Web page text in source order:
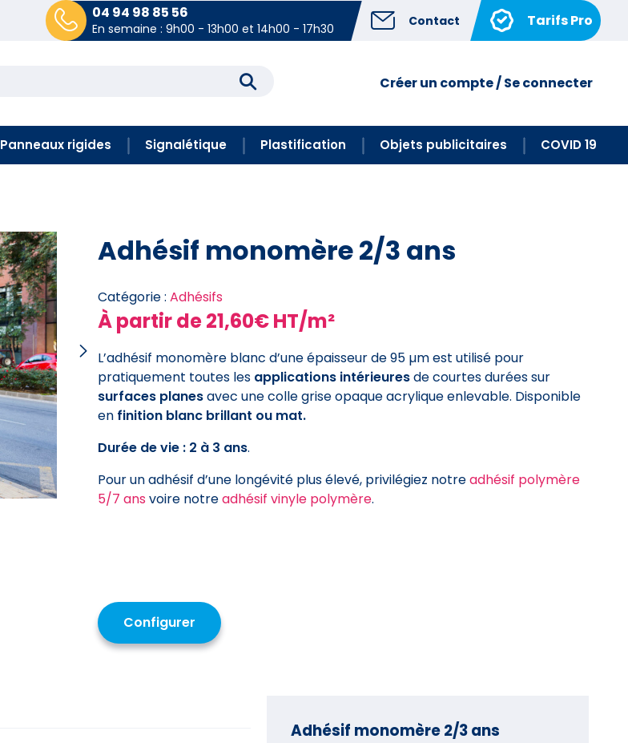
04 94 98 85 56
En semaine : 9h00 - 13h00 et 14h00 - 17h30 Contact Tarifs Pro
Créer un compte / Se connecter
Panneaux rigides Signalétique Plastification Objets publicitaires COVID 19
Adhésif monomère 2/3 ans
Catégorie : Adhésifs
À partir de21,60€ HT/m²
L’adhésif monomère blanc d’une épaisseur de95 µmest utilisé pour
pratiquement toutes les applications intérieuresde courtes durées sur
surfaces planesavec unecolle grise opaque acryliqueenlevable. Disponible
en finition blanc brillant ou mat.
Durée de vie : 2 à 3 ans.
Pour un adhésif d’une longévité plus élevé, privilégiez notreadhésif polymère
5/7 ans voire notreadhésif vinyle polymère.
Configurer
Adhésif monomère 2/3 ans